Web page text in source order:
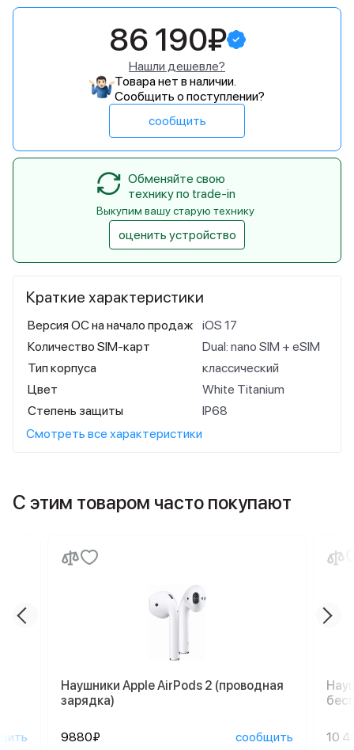
Краткие характеристики
Версия ОС на начало продаж
iOS 17
Количество SIM-карт
Dual: nano SIM + eSIM
Тип корпуса
классический
Цвет
White Titanium
Степень защиты
IP68
Смотреть все характеристики
86 190₽
Нашли дешевле?
Товара нет в наличии.
Сообщить о поступлении?
сообщить
Обменяйте свою
технику по trade-in
Выкупим вашу старую технику
оценить устройство
С этим товаром часто покупают
Наушники Apple AirPods 2 (проводная
зарядка)
9880₽ сообщить 10